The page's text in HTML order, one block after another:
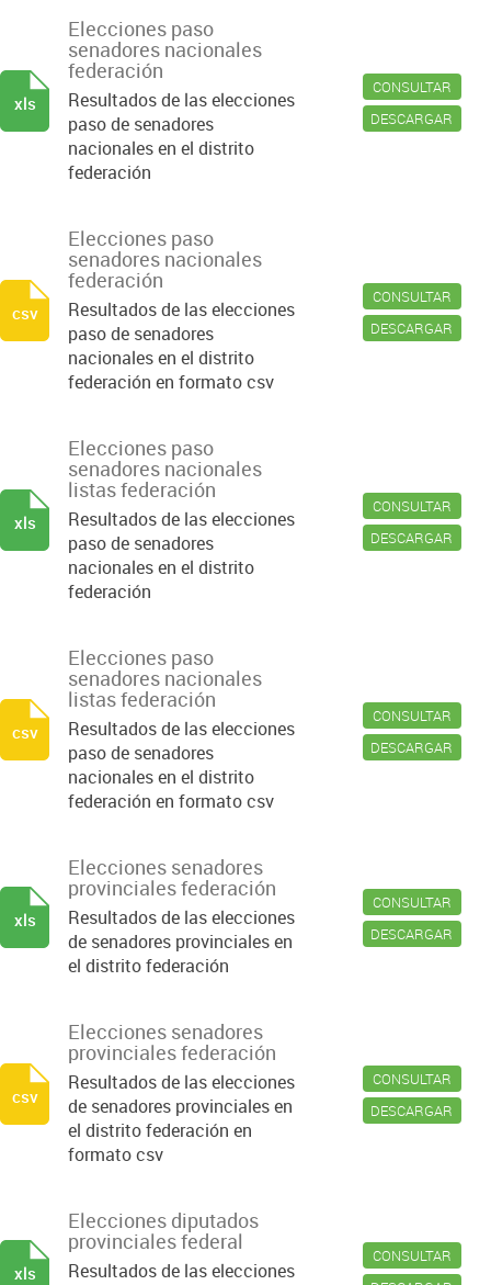
CONSULTAR
DESCARGAR
Elecciones paso
senadores nacionales
federación
Resultados de las elecciones
paso de senadores
nacionales en el distrito
federación
xls
CONSULTAR
DESCARGAR
Elecciones paso
senadores nacionales
federación
Resultados de las elecciones
paso de senadores
nacionales en el distrito
federación en formato csv
csv
CONSULTAR
DESCARGAR
Elecciones paso
senadores nacionales
listas federación
Resultados de las elecciones
paso de senadores
nacionales en el distrito
federación
xls
CONSULTAR
DESCARGAR
Elecciones paso
senadores nacionales
listas federación
Resultados de las elecciones
paso de senadores
nacionales en el distrito
federación en formato csv
csv
CONSULTAR
DESCARGAR
Elecciones senadores
provinciales federación
Resultados de las elecciones
de senadores provinciales en
el distrito federación
xls
CONSULTAR
DESCARGAR
Elecciones senadores
provinciales federación
Resultados de las elecciones
de senadores provinciales en
el distrito federación en
formato csv
csv
CONSULTAR
Elecciones diputados
provinciales federal
Resultados de las elecciones
xls